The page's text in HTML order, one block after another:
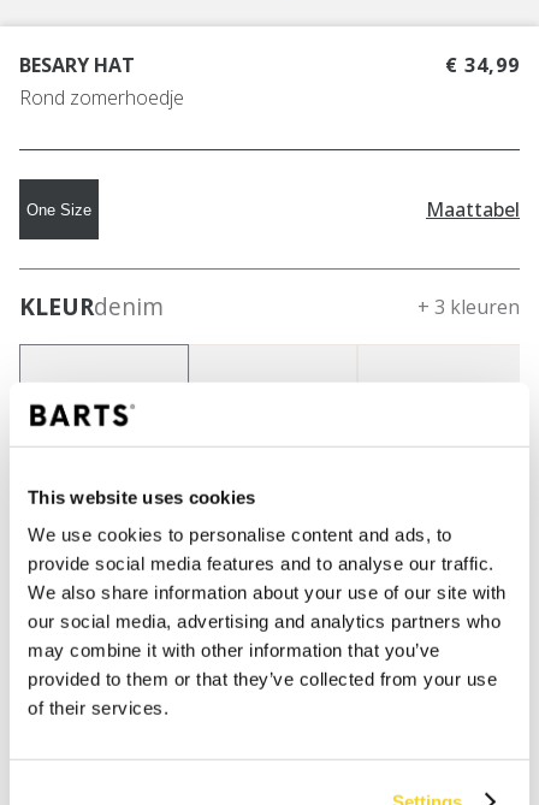
This website uses cookies
We use cookies to personalise content and ads, to
provide social media features and to analyse our traffic.
We also share information about your use of our site with
our social media, advertising and analytics partners who
may combine it with other information that you’ve
provided to them or that they’ve collected from your use
of their services.
BESARY HAT
Rond zomerhoedje
€ 34,99
One Size Maattabel
KLEURdenim + 3 kleuren